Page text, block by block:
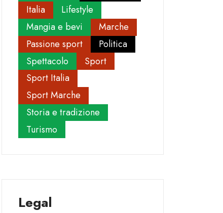
Italia
Lifestyle
Mangia e bevi
Marche
Passione sport
Politica
Spettacolo
Sport
Sport Italia
Sport Marche
Storia e tradizione
Turismo
Legal